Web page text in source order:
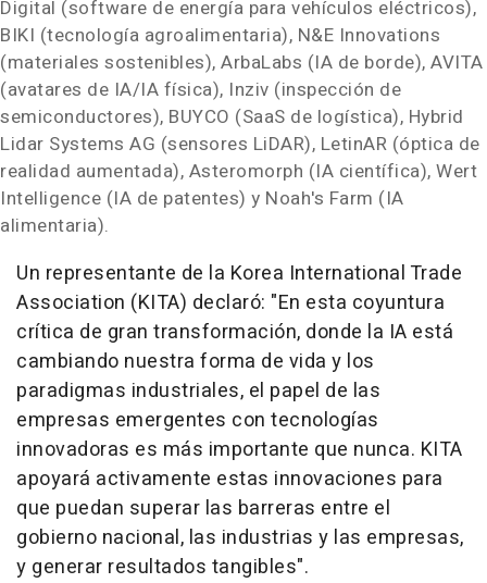
Digital (software de energía para vehículos eléctricos),
BIKI (tecnología agroalimentaria), N&E Innovations
(materiales sostenibles), ArbaLabs (IA de borde), AVITA
(avatares de IA/IA física), Inziv (inspección de
semiconductores), BUYCO (SaaS de logística), Hybrid
Lidar Systems AG (sensores LiDAR), LetinAR (óptica de
realidad aumentada), Asteromorph (IA científica), Wert
Intelligence (IA de patentes) y Noah's Farm (IA
alimentaria).
Un representante de la Korea International Trade
Association (KITA) declaró: "En esta coyuntura
crítica de gran transformación, donde la IA está
cambiando nuestra forma de vida y los
paradigmas industriales, el papel de las
empresas emergentes con tecnologías
innovadoras es más importante que nunca. KITA
apoyará activamente estas innovaciones para
que puedan superar las barreras entre el
gobierno nacional, las industrias y las empresas,
y generar resultados tangibles".